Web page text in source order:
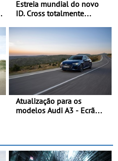
Estreia mundial do novo
ID. Cross totalmente
em formato compacto - Em
Portugal, já será possível
encomendar um ID. Cross
no final deste mês
Atualização para os
modelos Audi A3 - Ecrã
assistente de marcha-atrás